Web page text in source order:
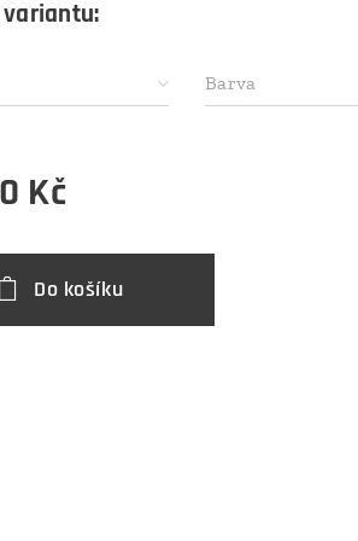
Barva
Kč
Do košíku